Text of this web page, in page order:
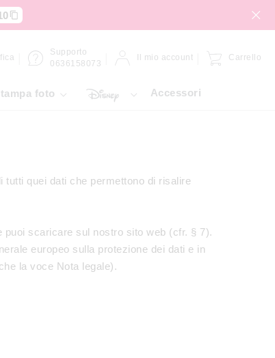
Supporto
0636158073
Il mio account Carrello
foto Accessori
tutti quei dati che permettono di risalire
puoi scaricare sul nostro sito web (cfr. § 7).
europeo sulla protezione dei dati e in
la voce Nota legale).